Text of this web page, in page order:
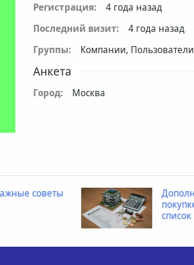
Регистрация:
4 года назад
Последний визит:
4 года назад
Группы:
Компании, Пользователи
Анкета
Город: Москва
Дополнительные расходы при
покупке новостройки: полный